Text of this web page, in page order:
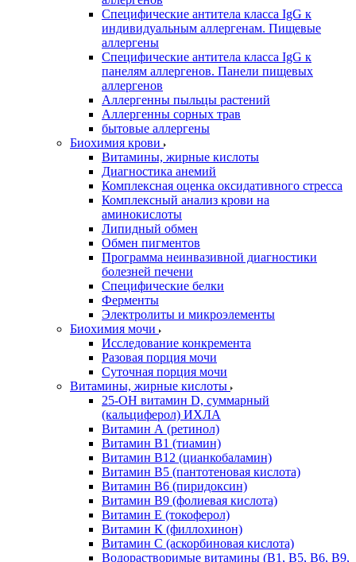
Специфические антитела класса IgG к
индивидуальным аллергенам. Пищевые
аллергены
Специфические антитела класса IgG к
панелям аллергенов. Панели пищевых
аллергенов
Аллергенны пыльцы растений
Аллергенны сорных трав
бытовые аллергены
Биохимия крови
Витамины, жирные кислоты
Диагностика анемий
Комплексная оценка оксидативного стресса
Комплексный анализ крови на
аминокислоты
Липидный обмен
Обмен пигментов
Программа неинвазивной диагностики
болезней печени
Специфические белки
Ферменты
Электролиты и микроэлементы
Биохимия мочи
Исследование конкремента
Разовая порция мочи
Суточная порция мочи
Витамины, жирные кислоты
25-OH витамин D, суммарный
(кальциферол) ИХЛА
Витамин А (ретинол)
Витамин В1 (тиамин)
Витамин В12 (цианкобаламин)
Витамин В5 (пантотеновая кислота)
Витамин В6 (пиридоксин)
Витамин В9 (фолиевая кислота)
Витамин Е (токоферол)
Витамин К (филлохинон)
Витамин С (аскорбиновая кислота)
Водорастворимые витамины (B1, B5, B6, В9,